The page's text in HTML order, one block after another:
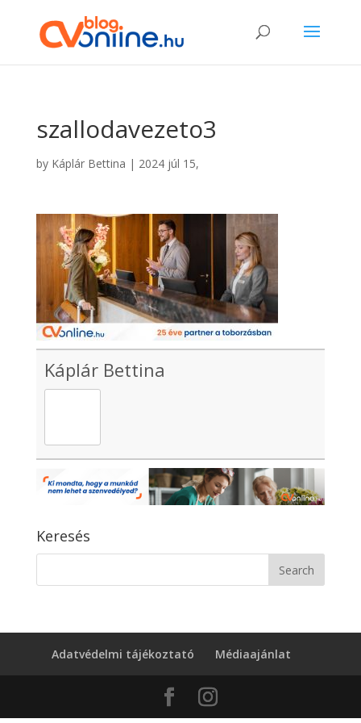
szallodavezeto3
by Káplár Bettina | 2024 júl 15,
Káplár Bettina
Keresés
Adatvédelmi tájékoztató Médiaajánlat